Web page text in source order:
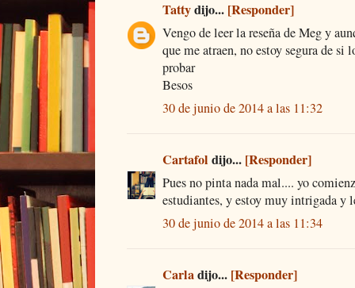
Tattydijo... [Responder]
Vengo de leer la reseña de Meg y
que me atraen, no estoy segura de si
probar
Besos
30 de junio de 2014 a las 11:32
Cartafol dijo... [Responder]
Pues no pinta nada mal.... yo
estudiantes, y estoy muy intrigada y
30 de junio de 2014 a las 11:34
Carladijo... [Responder]